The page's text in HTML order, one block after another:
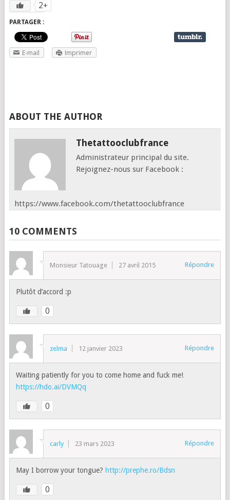
2+
PARTAGER :
E-mail Imprimer
ABOUT THE AUTHOR
Thetattooclubfrance
Administrateur principal du site.
Rejoignez-nous sur Facebook :
https://www.facebook.com/thetattooclubfrance
10 COMMENTS
Monsieur Tatouage 27 avril 2015 Répondre
Plutôt d’accord :p
0
zelma 12 janvier 2023 Répondre
Waiting patiently for you to come home and fuck me!
https://hdo.ai/DVMQq
0
carly 23 mars 2023 Répondre
May I borrow your tongue? http://prephe.ro/Bdsn
0